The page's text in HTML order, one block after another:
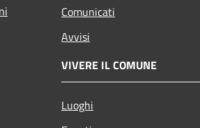
Comunicati
Avvisi
VIVERE IL COMUNE
Luoghi